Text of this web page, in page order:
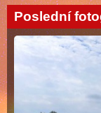
Poslední